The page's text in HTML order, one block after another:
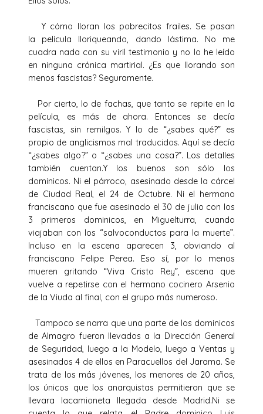
Y cómo lloran los pobrecitos frailes. Se pasan
la película lloriqueando, dando lástima. No me
cuadra nada con su viril testimonio y no lo he leído
en ninguna crónica martirial. ¿Es que llorando son
menos fascistas? Seguramente.
Por cierto, lo de fachas, que tanto se repite en la
película, es más de ahora. Entonces se decía
fascistas, sin remilgos. Y lo de “¿sabes qué?” es
propio de anglicismos mal traducidos. Aquí se decía
“¿sabes algo?” o “¿sabes una cosa?”. Los detalles
también cuentan.Y los buenos son sólo los
dominicos. Ni el párroco, asesinado desde la cárcel
de Ciudad Real, el 24 de Octubre. Ni el hermano
franciscano que fue asesinado el 30 de julio con los
3 primeros dominicos, en Miguelturra, cuando
viajaban con los “salvoconductos para la muerte”.
Incluso en la escena aparecen 3, obviando al
franciscano Felipe Perea. Eso sí, por lo menos
mueren gritando “Viva Cristo Rey”, escena que
vuelve a repetirse con el hermano cocinero Arsenio
de la Viuda al final, con el grupo más numeroso.
Tampoco se narra que una parte de los dominicos
de Almagro fueron llevados a la Dirección General
de Seguridad, luego a la Modelo, luego a Ventas y
asesinados 4 de ellos en Paracuellos del Jarama. Se
trata de los más jóvenes, los menores de 20 años,
los únicos que los anarquistas permitieron que se
llevara lacamioneta llegada desde Madrid.Ni se